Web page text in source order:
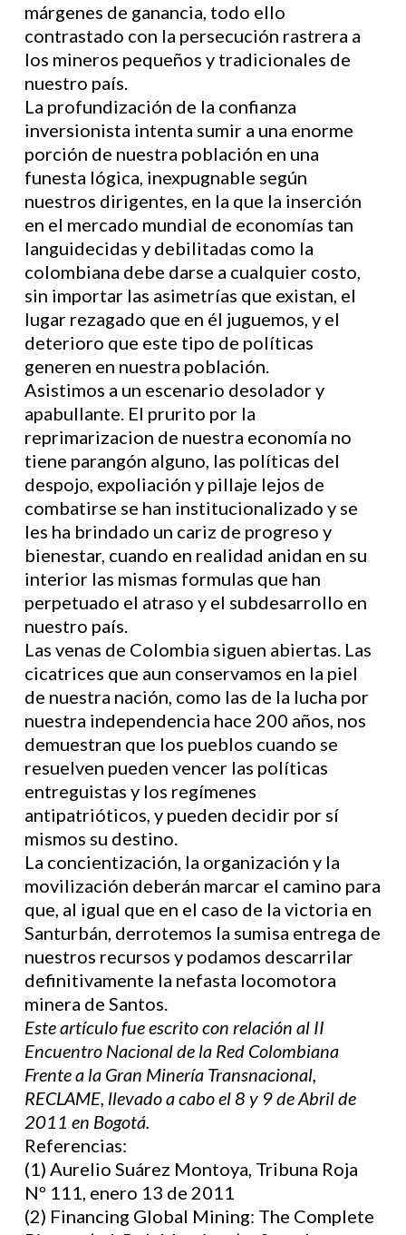
márgenes de ganancia, todo ello
contrastado con la persecución rastrera a
los mineros pequeños y tradicionales de
nuestro país.
La profundización de la confianza
inversionista intenta sumir a una enorme
porción de nuestra población en una
funesta lógica, inexpugnable según
nuestros dirigentes, en la que la inserción
en el mercado mundial de economías tan
languidecidas y debilitadas como la
colombiana debe darse a cualquier costo,
sin importar las asimetrías que existan, el
lugar rezagado que en él juguemos, y el
deterioro que este tipo de políticas
generen en nuestra población.
Asistimos a un escenario desolador y
apabullante. El prurito por la
reprimarizacion de nuestra economía no
tiene parangón alguno, las políticas del
despojo, expoliación y pillaje lejos de
combatirse se han institucionalizado y se
les ha brindado un cariz de progreso y
bienestar, cuando en realidad anidan en su
interior las mismas formulas que han
perpetuado el atraso y el subdesarrollo en
nuestro país.
Las venas de Colombia siguen abiertas. Las
cicatrices que aun conservamos en la piel
de nuestra nación, como las de la lucha por
nuestra independencia hace 200 años, nos
demuestran que los pueblos cuando se
resuelven pueden vencer las políticas
entreguistas y los regímenes
antipatrióticos, y pueden decidir por sí
mismos su destino.
La concientización, la organización y la
movilización deberán marcar el camino para
que, al igual que en el caso de la victoria en
Santurbán, derrotemos la sumisa entrega de
nuestros recursos y podamos descarrilar
definitivamente la nefasta locomotora
minera de Santos.
Este artículo fue escrito con relación al II
Encuentro Nacional de la Red Colombiana
Frente a la Gran Minería Transnacional,
RECLAME, llevado a cabo el 8 y 9 de Abril de
2011 en Bogotá.
Referencias:
(1) Aurelio Suárez Montoya, Tribuna Roja
Nº 111, enero 13 de 2011
(2) Financing Global Mining: The Complete